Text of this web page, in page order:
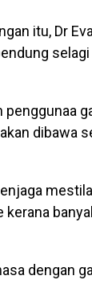
itu, Dr
penggunaa
dibawa
kerana
dengan